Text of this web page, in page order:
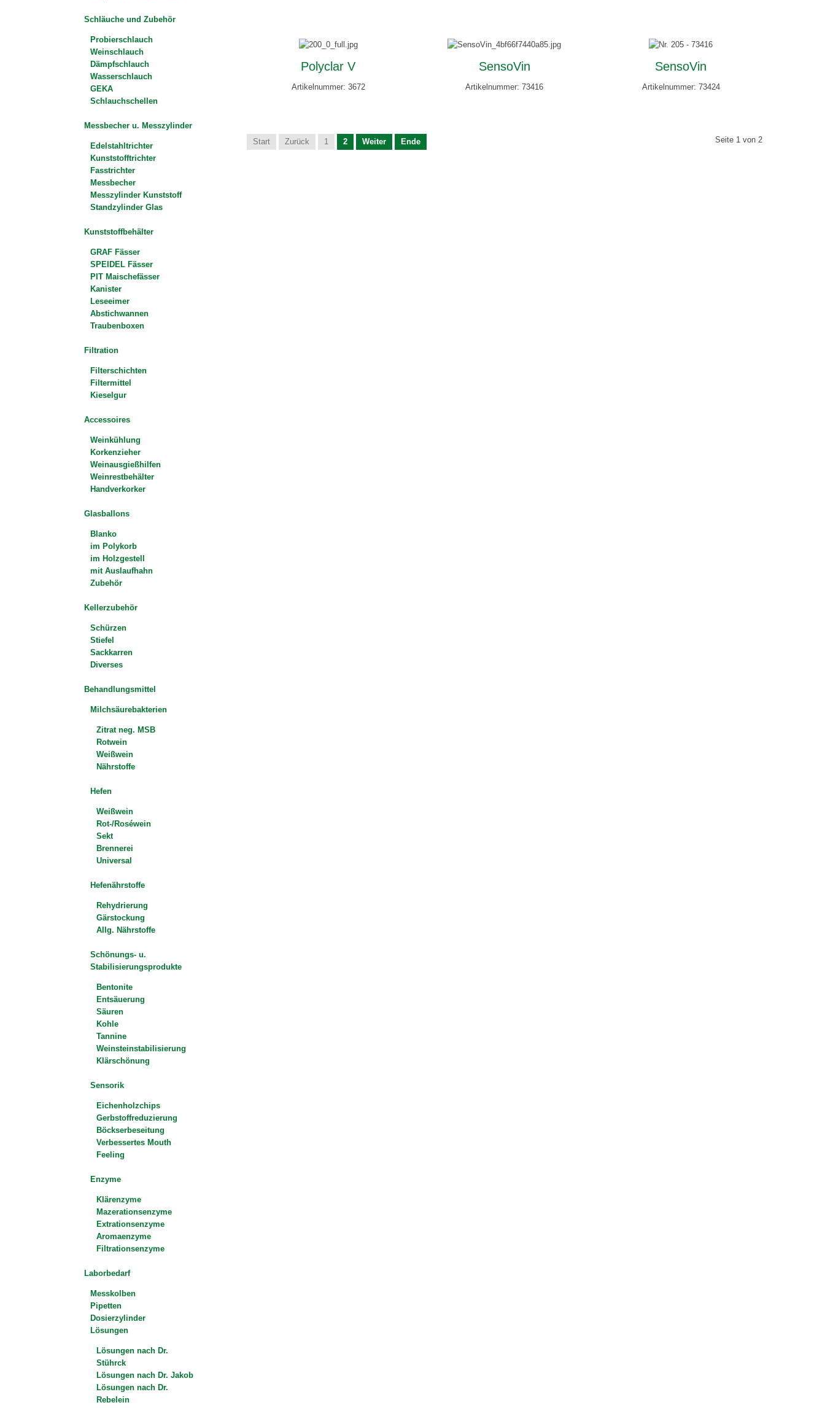
Schläuche und Zubehör
Probierschlauch
Weinschlauch
Dämpfschlauch
Wasserschlauch
GEKA
Schlauchschellen
Messbecher u. Messzylinder
Edelstahltrichter
Kunststofftrichter
Fasstrichter
Messbecher
Messzylinder Kunststoff
Standzylinder Glas
Kunststoffbehälter
GRAF Fässer
SPEIDEL Fässer
PIT Maischefässer
Kanister
Leseeimer
Abstichwannen
Traubenboxen
Filtration
Filterschichten
Filtermittel
Kieselgur
Accessoires
Weinkühlung
Korkenzieher
Weinausgießhilfen
Weinrestbehälter
Handverkorker
Glasballons
Blanko
im Polykorb
im Holzgestell
mit Auslaufhahn
Zubehör
Kellerzubehör
Schürzen
Stiefel
Sackkarren
Diverses
Behandlungsmittel
Milchsäurebakterien
Zitrat neg. MSB
Rotwein
Weißwein
Nährstoffe
Hefen
Weißwein
Rot-/Roséwein
Sekt
Brennerei
Universal
Hefenährstoffe
Rehydrierung
Gärstockung
Allg. Nährstoffe
Schönungs- u.
Stabilisierungsprodukte
Bentonite
Entsäuerung
Säuren
Kohle
Tannine
Weinsteinstabilisierung
Klärschönung
Sensorik
Eichenholzchips
Gerbstoffreduzierung
Böckserbeseitung
Verbessertes Mouth
Feeling
Enzyme
Klärenzyme
Mazerationsenzyme
Extrationsenzyme
Aromaenzyme
Filtrationsenzyme
Laborbedarf
Messkolben
Pipetten
Dosierzylinder
Lösungen
Lösungen nach Dr.
Stührck
Lösungen nach Dr. Jakob
Lösungen nach Dr.
Rebelein
Polyclar V
Artikelnummer: 3672
SensoVin
Artikelnummer: 73416
SensoVin
Artikelnummer: 73424
Start Zurück 1 2 Weiter Ende Seite 1 von 2